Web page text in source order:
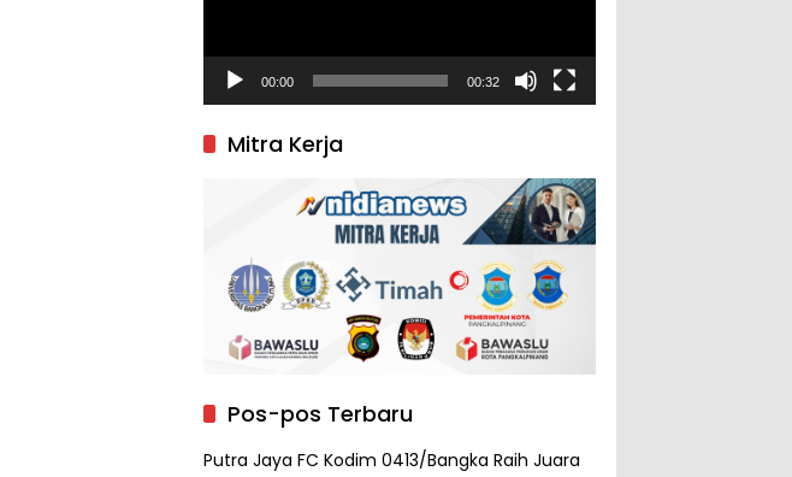
00:00 00:32
Mitra Kerja
Pos-pos Terbaru
Putra Jaya FC Kodim 0413/Bangka Raih Juara